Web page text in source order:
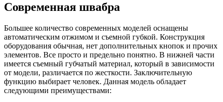
Современная швабра
Большее количество современных моделей оснащены
автоматическим отжимом и съемной губкой. Конструкция
оборудования обычная, нет дополнительных кнопок и прочих
элементов. Все просто и предельно понятно. В нижней части
имеется съемный губчатый материал, который в зависимости
от модели, различается по жесткости. Заключительную
функцию выбирает человек. Данная модель обладает
следующими преимуществами: